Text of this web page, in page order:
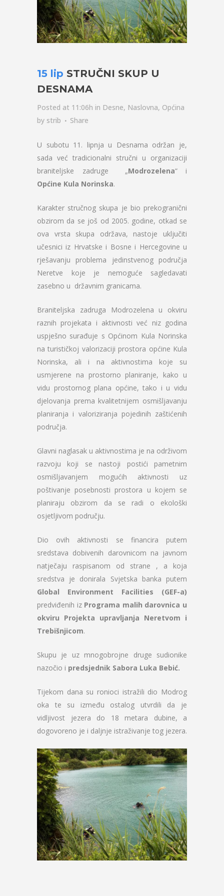
15 lip STRUČNI SKUP U
DESNAMA
Posted at 11:06h in Desne, Naslovna, Općina
by strib Share
U subotu 11. lipnja u Desnama održan je,
sada već tradicionalni stručni u organizaciji
braniteljske zadruge „Modrozelena“ i
Općine Kula Norinska.
Karakter stručnog skupa je bio prekogranični
obzirom da se još od 2005. godine, otkad se
ova vrsta skupa održava, nastoje uključiti
učesnici iz Hrvatske i Bosne i Hercegovine u
rješavanju problema jedinstvenog područja
Neretve koje je nemoguće sagledavati
zasebno u državnim granicama.
Braniteljska zadruga Modrozelena u okviru
raznih projekata i aktivnosti već niz godina
uspješno surađuje s Općinom Kula Norinska
na turističkoj valorizaciji prostora općine Kula
Norinska, ali i na aktivnostima koje su
usmjerene na prostorno planiranje, kako u
vidu prostornog plana općine, tako i u vidu
djelovanja prema kvalitetnijem osmišljavanju
planiranja i valoriziranja pojedinih zaštićenih
područja.
Glavni naglasak u aktivnostima je na održivom
razvoju koji se nastoji postići pametnim
osmišljavanjem mogućih aktivnosti uz
poštivanje posebnosti prostora u kojem se
planiraju obzirom da se radi o ekološki
osjetljivom području.
Dio ovih aktivnosti se financira putem
sredstava dobivenih darovnicom na javnom
natječaju raspisanom od strane , a koja
sredstva je donirala Svjetska banka putem
Global Environment Facilities (GEF-a)
predviđenih iz Programa malih darovnica u
okviru Projekta upravljanja Neretvom i
Trebišnjicom.
Skupu je uz mnogobrojne druge sudionike
nazočio i predsjednik Sabora Luka Bebić.
Tijekom dana su ronioci istražili dio Modrog
oka te su između ostalog utvrdili da je
vidljivost jezera do 18 metara dubine, a
dogovoreno je i daljnje istraživanje tog jezera.